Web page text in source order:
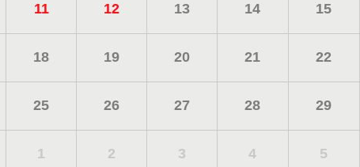
11 12 13 14 15
18 19 20 21 22
25 26 27 28 29
1 2 3 4 5